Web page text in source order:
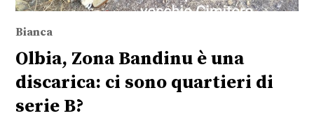
Bianca
Olbia, Zona Bandinu è una
discarica: ci sono quartieri di
serie B?